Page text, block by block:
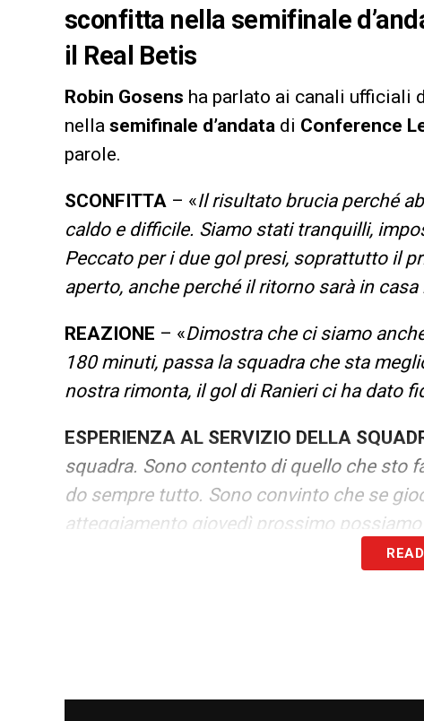
sconfitta nella semifinale
il Real Betis
Robin Gosens ha parlato ai canali ufficiali
nella semifinale d’andata di Conference
parole.
SCONFITTA – «Il risultato brucia perché
caldo e difficile. Siamo stati tranquilli,
Peccato per i due gol presi, soprattutto il
aperto, anche perché il ritorno sarà in casa
REAZIONE – «Dimostra che ci siamo
180 minuti, passa la squadra che sta
nostra rimonta, il gol di Ranieri ci ha dato
ESPERIENZA AL SERVIZIO DELLA
squadra. Sono contento di quello che sto
do sempre tutto. Sono convinto che se
atteggiamento giovedì prossimo